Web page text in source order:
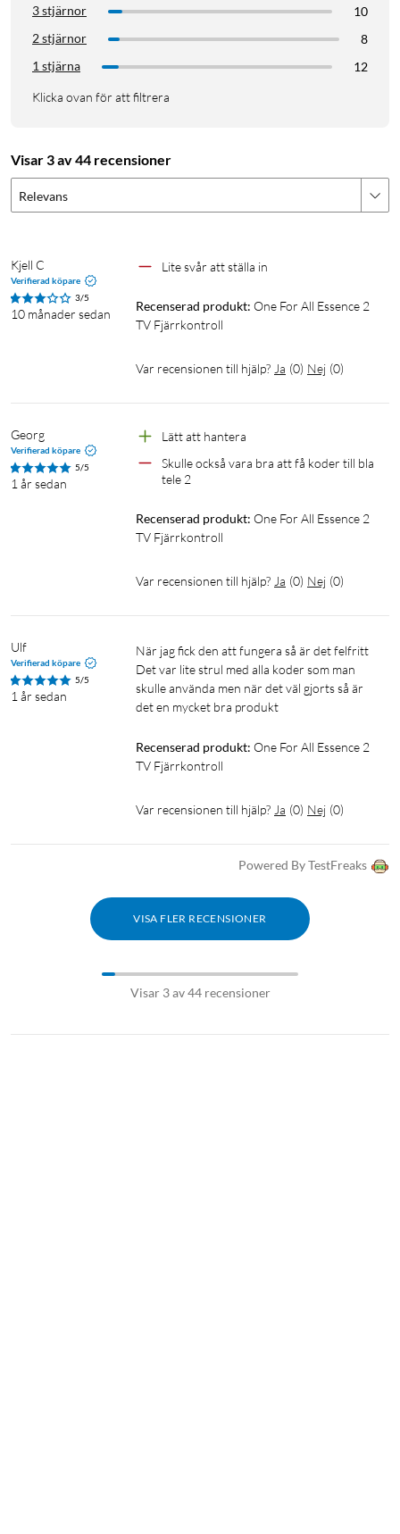
3 stjärnor
10
2 stjärnor
8
1 stjärna
12
Klicka ovan för att filtrera
Visar 3 av 44 recensioner
Relevans
Kjell C
Verifierad köpare
3/5
10 månader sedan
Lite svår att ställa in
Recenserad produkt: One For All Essence 2
TV Fjärrkontroll
Var recensionen till hjälp? Ja (0) Nej (0)
Georg
Verifierad köpare
5/5
1 år sedan
Lätt att hantera
Skulle också vara bra att få koder till bla
tele 2
Recenserad produkt: One For All Essence 2
TV Fjärrkontroll
Var recensionen till hjälp? Ja (0) Nej (0)
Ulf
Verifierad köpare
5/5
1 år sedan
När jag fick den att fungera så är det felfritt
Det var lite strul med alla koder som man
skulle använda men när det väl gjorts så är
det en mycket bra produkt
Recenserad produkt: One For All Essence 2
TV Fjärrkontroll
Var recensionen till hjälp? Ja (0) Nej (0)
Powered By TestFreaks
VISA FLER RECENSIONER
Visar 3 av 44 recensioner